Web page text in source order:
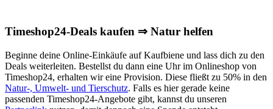
Timeshop24-Deals kaufen ⇒ Natur helfen
Beginne deine Online-Einkäufe auf Kaufbiene und lass dich zu den
Deals weiterleiten. Bestellst du dann eine Uhr im Onlineshop von
Timeshop24, erhalten wir eine Provision. Diese fließt zu 50% in den
Natur-, Umwelt- und Tierschutz. Falls es hier gerade keine
passenden Timeshop24-Angebote gibt, kannst du unseren